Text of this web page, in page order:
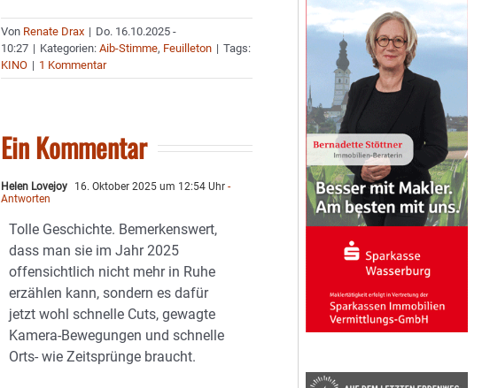
Von Renate Drax | Do. 16.10.2025 -
10:27 | Kategorien:Aib-Stimme, Feuilleton | Tags:
KINO | 1 Kommentar
Ein Kommentar
Helen Lovejoy 16. Oktober 2025 um 12:54 Uhr -
Antworten
Tolle Geschichte. Bemerkenswert,
dass man sie im Jahr 2025
offensichtlich nicht mehr in Ruhe
erzählen kann, sondern es dafür
jetzt wohl schnelle Cuts, gewagte
Kamera-Bewegungen und schnelle
Orts- wie Zeitsprünge braucht.